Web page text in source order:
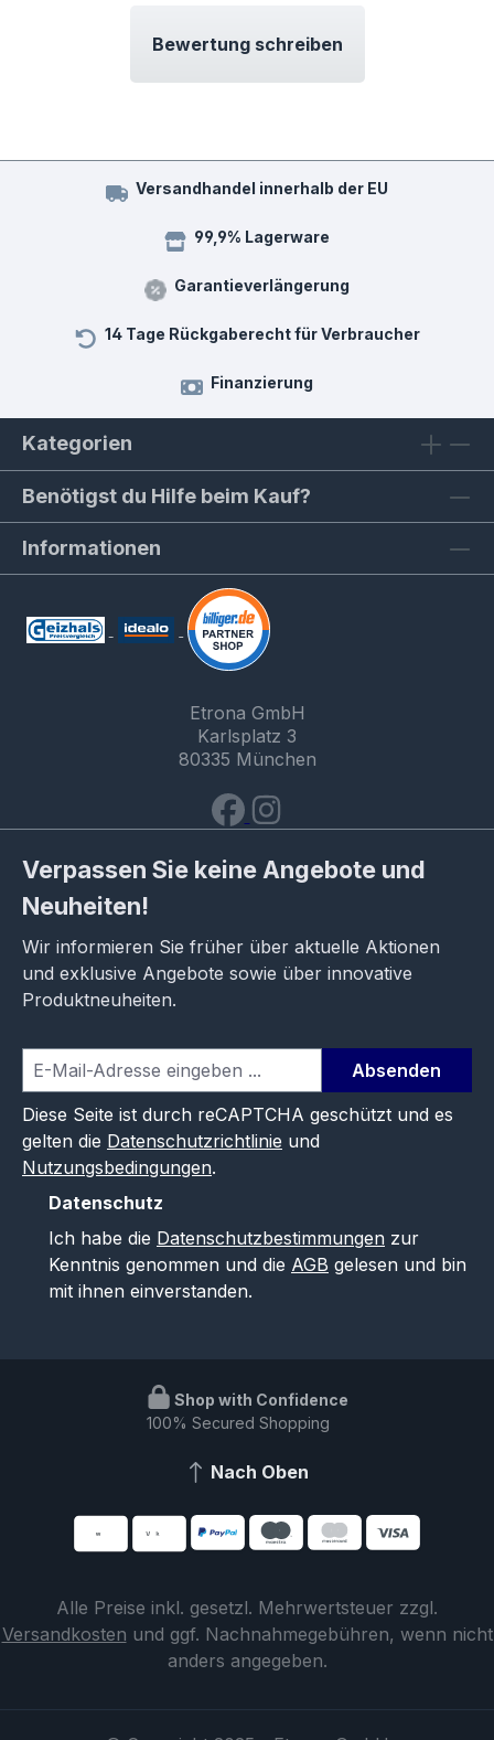
Bewertung schreiben
Versandhandel innerhalb der EU
99,9% Lagerware
Garantieverlängerung
14 Tage Rückgaberecht für Verbraucher
Finanzierung
Kategorien
Benötigst du Hilfe beim Kauf?
Informationen
Etrona GmbH
Karlsplatz 3
80335 München
Verpassen Sie keine Angebote und
Neuheiten!
Wir informieren Sie früher über aktuelle Aktionen
und exklusive Angebote sowie über innovative
Produktneuheiten.
Absenden
Diese Seite ist durch reCAPTCHA geschützt und es
gelten die Datenschutzrichtlinie und
Nutzungsbedingungen.
Datenschutz
Ich habe die Datenschutzbestimmungen zur
Kenntnis genommen und die AGB gelesen und bin
mit ihnen einverstanden.
Shop with Confidence
100% Secured Shopping
Nach Oben
Alle Preise inkl. gesetzl. Mehrwertsteuer zzgl.
Versandkosten und ggf. Nachnahmegebühren, wenn nicht
anders angegeben.